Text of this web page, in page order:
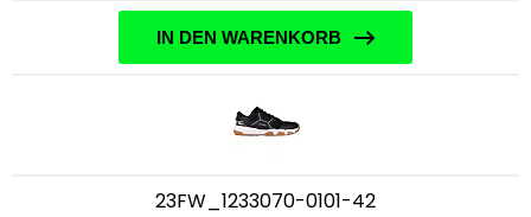
IN DEN WARENKORB
23FW_1233070-0101-42